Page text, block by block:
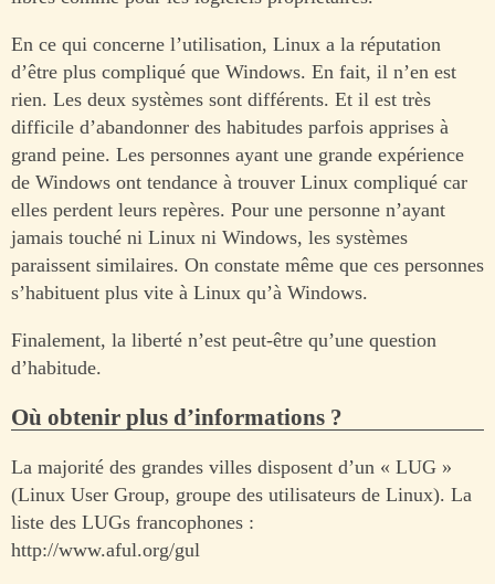
En ce qui concerne l’utilisation, Linux a la réputation
d’être plus compliqué que Windows. En fait, il n’en est
rien. Les deux systèmes sont différents. Et il est très
difficile d’abandonner des habitudes parfois apprises à
grand peine. Les personnes ayant une grande expérience
de Windows ont tendance à trouver Linux compliqué car
elles perdent leurs repères. Pour une personne n’ayant
jamais touché ni Linux ni Windows, les systèmes
paraissent similaires. On constate même que ces personnes
s’habituent plus vite à Linux qu’à Windows.
Finalement, la liberté n’est peut-être qu’une question
d’habitude.
Où obtenir plus d’informations ?
La majorité des grandes villes disposent d’un « LUG »
(Linux User Group, groupe des utilisateurs de Linux). La
liste des LUGs francophones :
http://www.aful.org/gul